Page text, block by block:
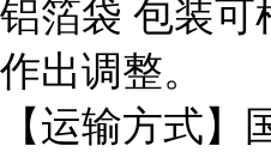
铝箔袋 包装可
作出调整。
【运输方式】